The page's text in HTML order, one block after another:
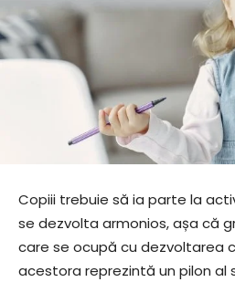
Copiii trebuie să ia parte la
se dezvolta armonios, așa că
care se ocupă cu dezvoltarea
acestora reprezintă un pilon al